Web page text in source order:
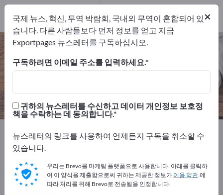
회전 건조기 – 제조업체 및 공급업체
찾기
제조업체1
Exportpages 생활/가정용품 & 주거용품
가전 제품
회전 건조기
Exportpages에서 무료로 광고하세
요!
×
국제 뉴스, 혁신, 무역 박람회, 국내외 무역이 혼합되어 있
습니다. 다른 사람들보다 먼저 정보를 얻고 지금
Exportpages 뉴스레터를 구독하십시오.
구독하려면 이메일 주소를 입력하세요.
귀하의 뉴스레터를 수신하고 데이터 개인정보 보호정
책을 수락하는 데 동의합니다.
뉴스레터의 링크를 사용하여 언제든지 구독을 취소할 수
있습니다.
우리는 Brevo를 마케팅 플랫폼으로 사용합니다. 아래를 클릭하
여 이 양식을 제출함으로써 귀하는 제공한 정보가 이용 약관.에
따라 처리를 위해 Brevo로 전송됨을 인정합니다.